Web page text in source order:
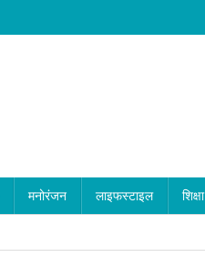
मनोरंजन लाइफस्टाइल शिक्षा